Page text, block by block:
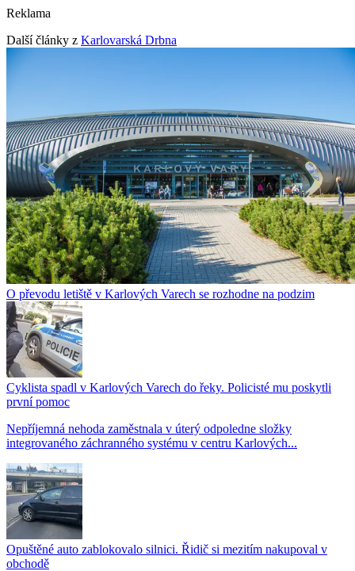
Reklama
Další články z Karlovarská Drbna
O převodu letiště v Karlových Varech se rozhodne na podzim
Cyklista spadl v Karlových Varech do řeky. Policisté mu poskytli
první pomoc
Nepříjemná nehoda zaměstnala v úterý odpoledne složky
integrovaného záchranného systému v centru Karlových...
Opuštěné auto zablokovalo silnici. Řidič si mezitím nakupoval v
obchodě